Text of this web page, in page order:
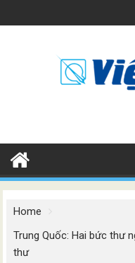
to
Home
Trung Quốc: Hai bức thư
thư